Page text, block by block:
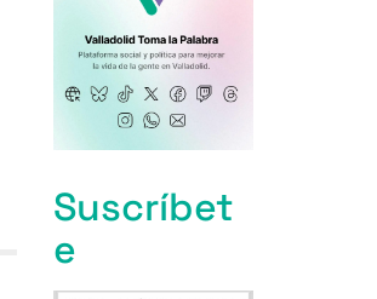
Suscríbet
e